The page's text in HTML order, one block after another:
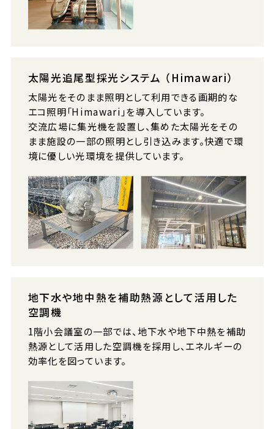
太陽光追尾型採光システム （Himawari）
太陽光をそのまま照明として利用できる画期的な
エコ照明「Himawari」を導入しています。
交流広場に集光機を設置し、集めた太陽光をその
まま施設の一部の照明とし引き込みます。快適で環
境に優しい光環境を提供しています。
地下水や地中熱を補助熱源として活用した
空調機
1階小会議室の一部では、地下水や地下中熱を補助
熱源として活用した空調機を採用し、エネルギーの
効率化を図っています。